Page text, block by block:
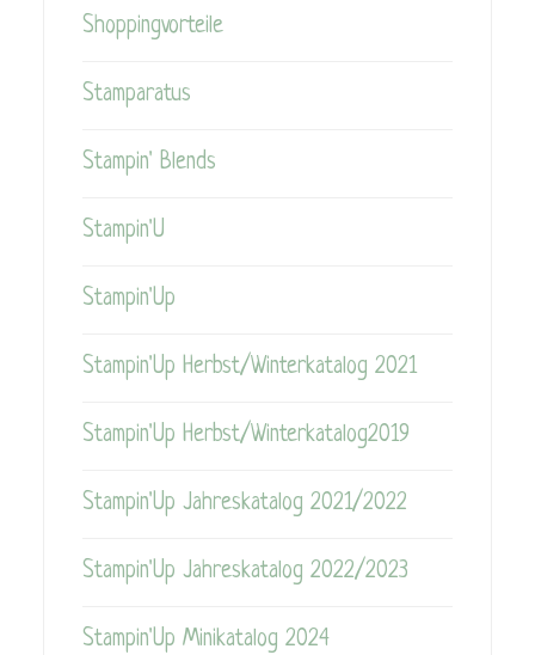
Shoppingvorteile
Stamparatus
Stampin' Blends
Stampin'U
Stampin'Up
Stampin'Up Herbst/Winterkatalog 2021
Stampin'Up Herbst/Winterkatalog2019
Stampin'Up Jahreskatalog 2021/2022
Stampin'Up Jahreskatalog 2022/2023
Stampin'Up Minikatalog 2024